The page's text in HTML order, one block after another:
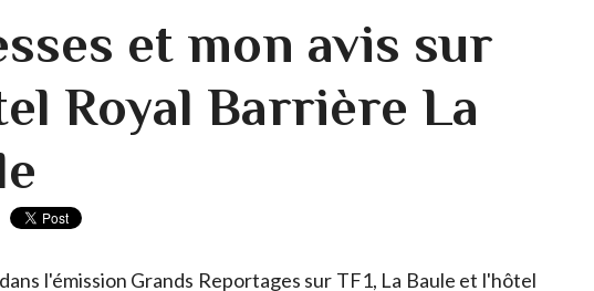
et mon avis sur
Royal Barrière La
l'émission Grands Reportages sur TF1, La Baule et l'hôtel